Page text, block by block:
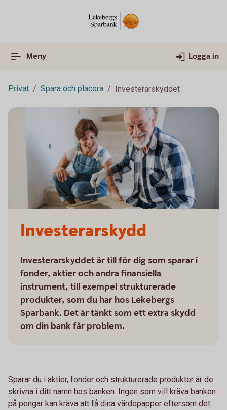
Meny Logga in
Privat Spara och placera Investerarskyddet
Investerarskydd
Investerarskyddet är till för dig som sparar i
fonder, aktier och andra finansiella
instrument, till exempel strukturerade
produkter, som du har hos Lekebergs
Sparbank. Det är tänkt som ett extra skydd
om din bank får problem.
Sparar du i aktier, fonder och strukturerade produkter är de
skrivna i ditt namn hos banken. Ingen som vill kräva banken
på pengar kan kräva att få dina värdepapper eftersom det